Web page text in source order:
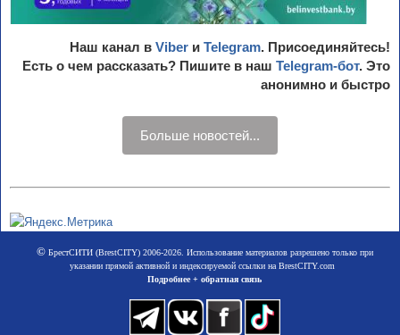
Наш канал в Viber и Telegram. Присоединяйтесь!
Есть о чем рассказать? Пишите в наш Telegram-бот. Это
анонимно и быстро
Больше новостей...
©БрестСИТИ (BrestCITY) 2006-2026. Использование материалов разрешено только при
указании прямой активной и индексируемой ссылки на BrestCITY.com
Подробнее + обратная связь